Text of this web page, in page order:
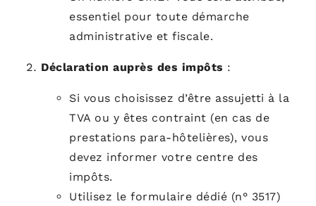
essentiel pour toute démarche
administrative et fiscale.
Déclaration auprès des impôts :
Si vous choisissez d’être assujetti à la
TVA ou y êtes contraint (en cas de
prestations para-hôtelières), vous
devez informer votre centre des
impôts.
Utilisez le formulaire dédié (n° 3517)